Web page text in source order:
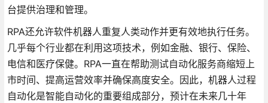
台提供治理和管理。
RPA还允许软件机器人重复人类动作并更有效地执行任务。
几乎每个行业都在利用这项技术，例如金融、银行、保险、
电信和医疗保健。RPA一直在帮助测试自动化服务商缩短上
市时间、提高运营效率并确保高度安全。因此，机器人过程
自动化是智能自动化的重要组成部分，预计在未来几十年